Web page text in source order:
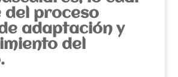
del proceso
adaptación y
del